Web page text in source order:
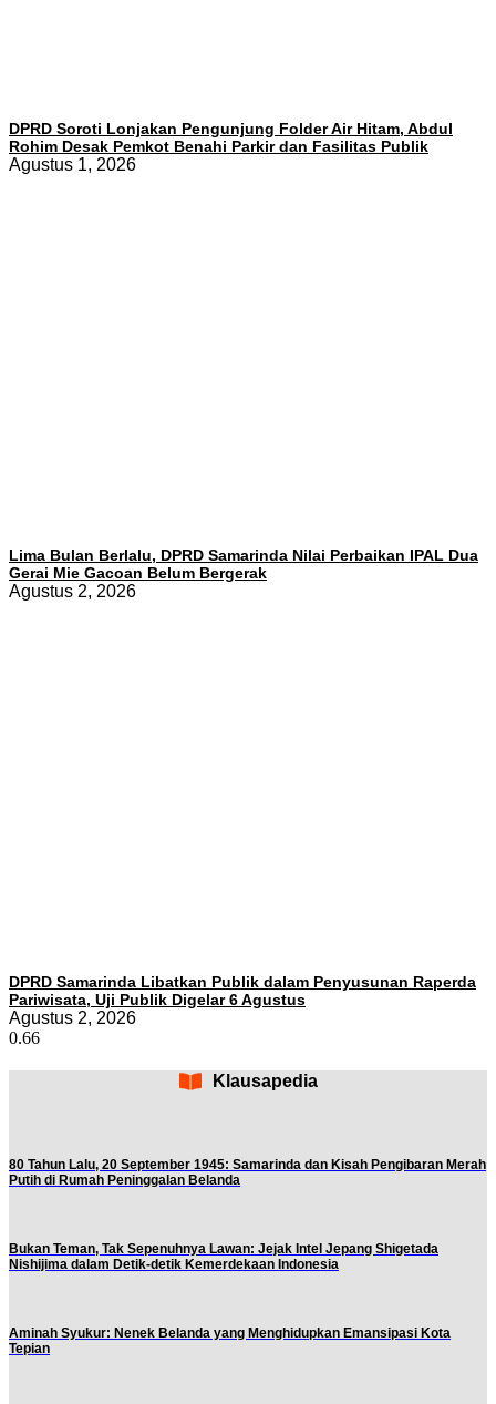
DPRD Soroti Lonjakan Pengunjung Folder Air Hitam, Abdul
Rohim Desak Pemkot Benahi Parkir dan Fasilitas Publik
Agustus 1, 2026
Lima Bulan Berlalu, DPRD Samarinda Nilai Perbaikan IPAL Dua
Gerai Mie Gacoan Belum Bergerak
Agustus 2, 2026
DPRD Samarinda Libatkan Publik dalam Penyusunan Raperda
Pariwisata, Uji Publik Digelar 6 Agustus
Agustus 2, 2026
Klausapedia
80 Tahun Lalu, 20 September 1945: Samarinda dan Kisah Pengibaran Merah
Putih di Rumah Peninggalan Belanda
Bukan Teman, Tak Sepenuhnya Lawan: Jejak Intel Jepang Shigetada
Nishijima dalam Detik-detik Kemerdekaan Indonesia
Aminah Syukur: Nenek Belanda yang Menghidupkan Emansipasi Kota
Tepian